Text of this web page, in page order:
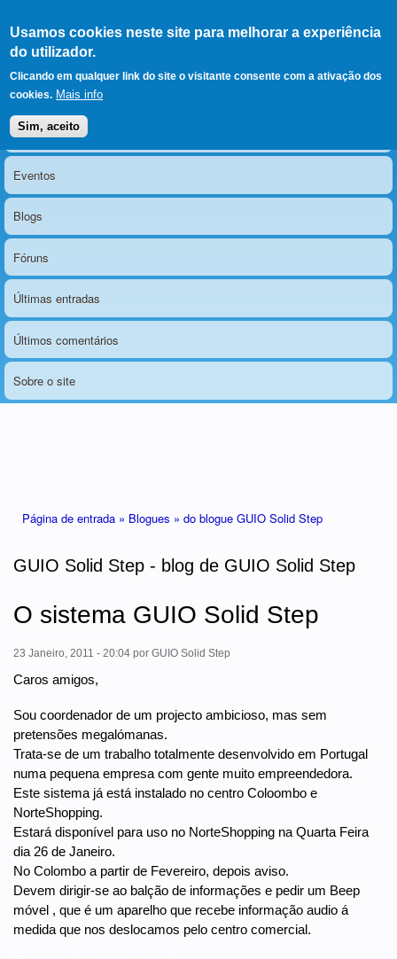
Usamos cookies neste site para melhorar a experiência
do utilizador.
Clicando em qualquer link do site o visitante consente com a ativação dos
cookies. Mais info
Sim, aceito
LERPARAVER , ir para a
página principal
O portal da visão diferente
Menu principal
Notícias
Eventos
Blogs
Fóruns
Últimas entradas
Últimos comentários
Sobre o site
Página de entrada » Blogues » do blogue GUIO Solid Step
GUIO Solid Step - blog de GUIO Solid Step
O sistema GUIO Solid Step
23 Janeiro, 2011 - 20:04 por GUIO Solid Step
Caros amigos,
Sou coordenador de um projecto ambicioso, mas sem
pretensões megalómanas.
Trata-se de um trabalho totalmente desenvolvido em Portugal
numa pequena empresa com gente muito empreendedora.
Este sistema já está instalado no centro Coloombo e
NorteShopping.
Estará disponível para uso no NorteShopping na Quarta Feira
dia 26 de Janeiro.
No Colombo a partir de Fevereiro, depois aviso.
Devem dirigir-se ao balção de informações e pedir um Beep
móvel , que é um aparelho que recebe informação audio á
medida que nos deslocamos pelo centro comercial.